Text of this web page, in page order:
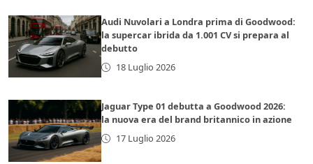
Audi Nuvolari a Londra prima di Goodwood:
la supercar ibrida da 1.001 CV si prepara al
debutto
18 Luglio 2026
Jaguar Type 01 debutta a Goodwood 2026:
la nuova era del brand britannico in azione
17 Luglio 2026